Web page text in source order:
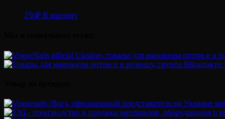
250₽ В корзину